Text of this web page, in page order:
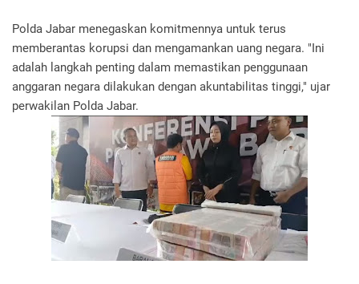
Polda Jabar menegaskan komitmennya untuk terus
memberantas korupsi dan mengamankan uang negara. "Ini
adalah langkah penting dalam memastikan penggunaan
anggaran negara dilakukan dengan akuntabilitas tinggi," ujar
perwakilan Polda Jabar.